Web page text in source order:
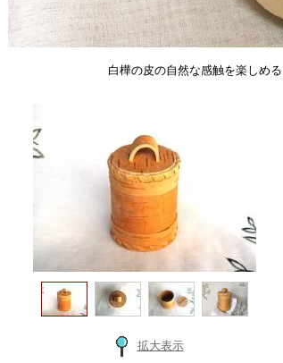
白樺の皮の自然な感触を楽しめ
拡大表示